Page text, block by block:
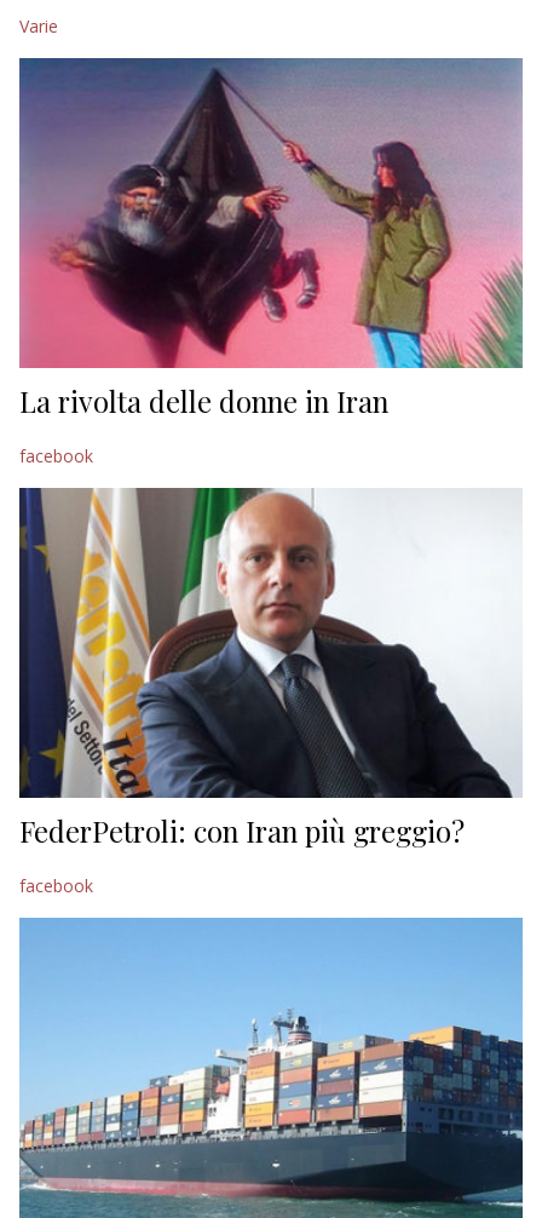
Varie
La rivolta delle donne in Iran
facebook
FederPetroli: con Iran più greggio?
facebook